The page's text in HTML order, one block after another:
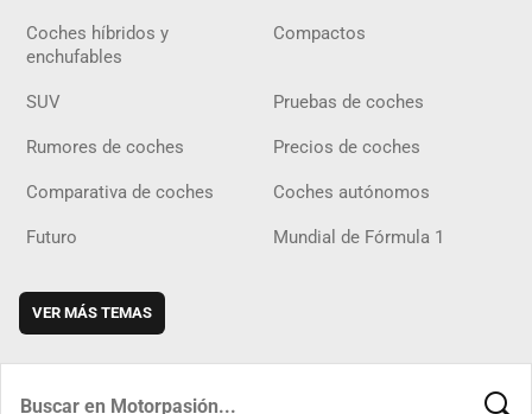
Coches híbridos y
enchufables
Compactos
SUV Pruebas de coches
Rumores de coches Precios de coches
Comparativa de coches Coches autónomos
Futuro Mundial de Fórmula 1
VER MÁS TEMAS